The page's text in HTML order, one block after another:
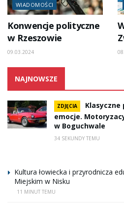
WIADOMOŚCI
Konwencje polityczne
w Rzeszowie
09.03.2024
NAJNOWSZE
ZDJĘCIA
Klasyczne
emocje.
w Boguchwale
34 SEKUNDY TEMU
Kultura łowiecka i przyrodnicza
Miejskim w Nisku
11 MINUT TEMU